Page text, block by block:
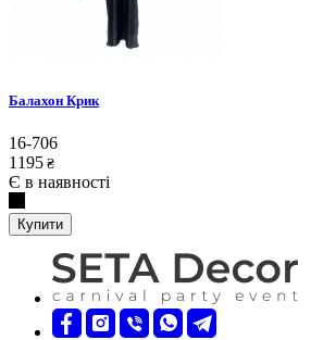
Балахон Крик
16-706
1195 ₴
Є в наявності
Купити